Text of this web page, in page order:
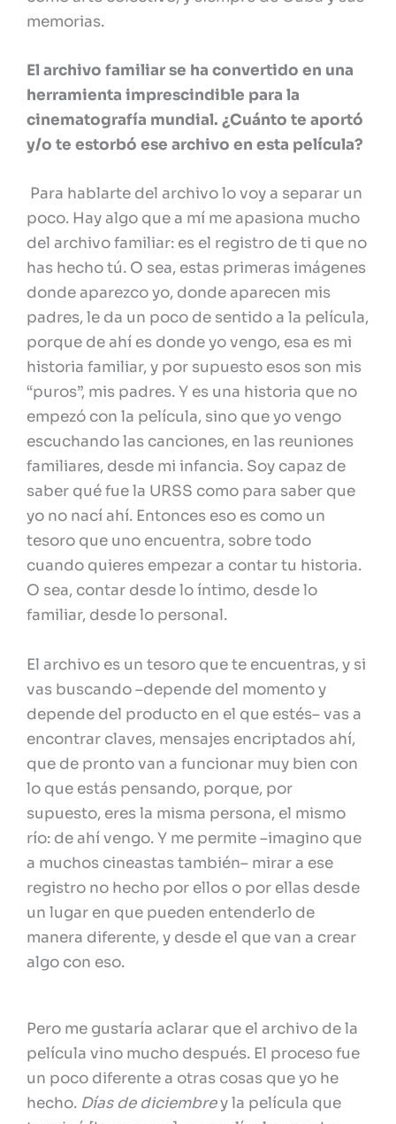
memorias.
El archivo familiar se ha convertido en una
herramienta imprescindible para la
cinematografía mundial. ¿Cuánto te aportó
y/o te estorbó ese archivo en esta película?
Para hablarte del archivo lo voy a separar un
poco. Hay algo que a mí me apasiona mucho
del archivo familiar: es el registro de ti que no
has hecho tú. O sea, estas primeras imágenes
donde aparezco yo, donde aparecen mis
padres, le da un poco de sentido a la película,
porque de ahí es donde yo vengo, esa es mi
historia familiar, y por supuesto esos son mis
“puros”, mis padres. Y es una historia que no
empezó con la película, sino que yo vengo
escuchando las canciones, en las reuniones
familiares, desde mi infancia. Soy capaz de
saber qué fue la URSS como para saber que
yo no nací ahí. Entonces eso es como un
tesoro que uno encuentra, sobre todo
cuando quieres empezar a contar tu historia.
O sea, contar desde lo íntimo, desde lo
familiar, desde lo personal.
El archivo es un tesoro que te encuentras, y si
vas buscando –depende del momento y
depende del producto en el que estés– vas a
encontrar claves, mensajes encriptados ahí,
que de pronto van a funcionar muy bien con
lo que estás pensando, porque, por
supuesto, eres la misma persona, el mismo
río: de ahí vengo. Y me permite –imagino que
a muchos cineastas también– mirar a ese
registro no hecho por ellos o por ellas desde
un lugar en que pueden entenderlo de
manera diferente, y desde el que van a crear
algo con eso.
Pero me gustaría aclarar que el archivo de la
película vino mucho después. El proceso fue
un poco diferente a otras cosas que yo he
hecho. Días de diciembrey la película que